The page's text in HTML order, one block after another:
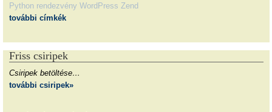
Python rendezvény WordPress Zend
további címkék
Friss csiripek
Csiripek betöltése…
további csiripek»